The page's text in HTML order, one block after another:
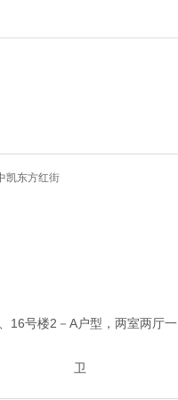
16号楼2－A户型，两室两厅一
卫